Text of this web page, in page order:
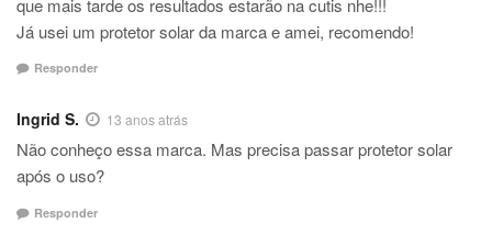
que mais tarde os resultados estarão na cutis nhe!!!
Já usei um protetor solar da marca e amei, recomendo!
Responder
Ingrid S. 13 anos atrás
Não conheço essa marca. Mas precisa passar protetor solar
após o uso?
Responder